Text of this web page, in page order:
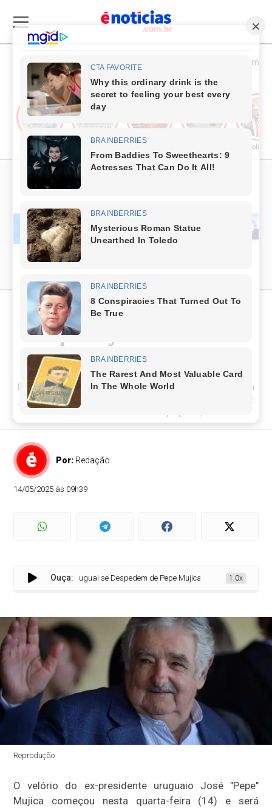
Esporte & Cultura Política & Economia
Publieditorial Política
Uruguai se Despedem de
Pepe Mujica em Velório
Aberto ao Público
Ex-presidente uruguaio, ícone da simplicidade e da
justiça social, morre aos 89 anos; cerimônia reúne
líderes internacionais e população .
Por: Redação
14/05/2025 às 09h39
Ouça:
Uruguai se Despedem de Pepe Mujica em Velório Aberto ao
1.0x
Reprodução
O velório do ex-presidente uruguaio José "Pepe"
Mujica começou nesta quarta-feira (14) e será